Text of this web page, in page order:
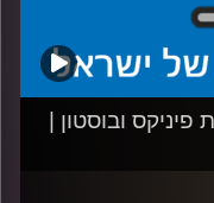
פיניקס ובוסטון |